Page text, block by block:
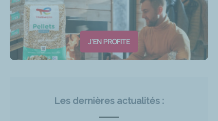
J'EN PROFITE
Les dernières actualités :